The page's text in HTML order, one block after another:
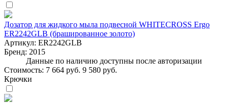
Дозатор для жидкого мыла подвесной WHITECROSS Ergo
ER2242GLB (брашированное золото)
Артикул: ER2242GLB
Бренд: 2015
Данные по наличию доступны после авторизации
Стоимость: 7 664 руб. 9 580 руб.
Крючки